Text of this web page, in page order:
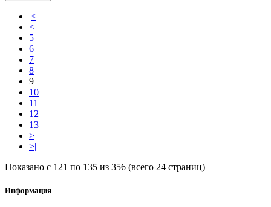
|<
<
5
6
7
8
9
10
11
12
13
>
>|
Показано с 121 по 135 из 356 (всего 24 страниц)
Информация